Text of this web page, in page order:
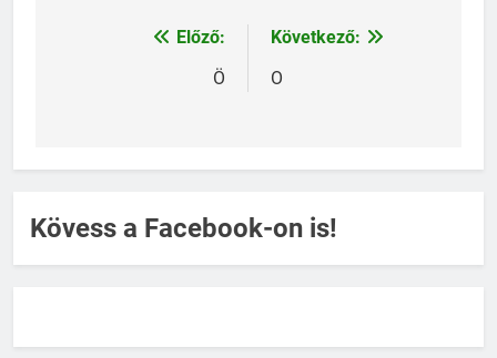
BejegyzésElőző:
Ö
Következő:
O
Kövess a Facebook-on is!